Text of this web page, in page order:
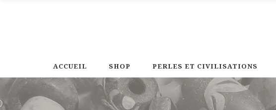
ACCUEIL SHOP PERLES ET CIVILISATIONS